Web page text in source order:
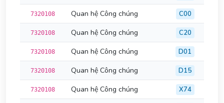
7320108 Quan hệ Công chúng C00
7320108 Quan hệ Công chúng C20
7320108 Quan hệ Công chúng D01
7320108 Quan hệ Công chúng D15
7320108 Quan hệ Công chúng X74